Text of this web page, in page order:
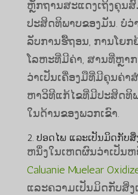
ຫຼັກຖານສະແດງເຖິງຄຸນ
ປະສິດທິພາບຂອງມັນ. ບໍ່ວ່
ລັບການຮື້ຖອນ, ການໂຍ
ໂລຫະທີ່ມີຄ່າ, ສານທີ່ຫຼາ
ວ່າເປັນເຄື່ອງມືທີ່ມີຄຸນຄ່
ຫາວິທີແກ້ໄຂທີ່ມີປະສິດທິ
ໃນດ້ານຂອງພວກເຂົາ.
2. ປອດໄພ ແລະເປັນມິດກັບ
ຫນຶ່ງໃນເຫດຜົນວ່າເປັນ
Caluanie Muelear
ແລະຄວາມເປັນມິດກັບສິ່